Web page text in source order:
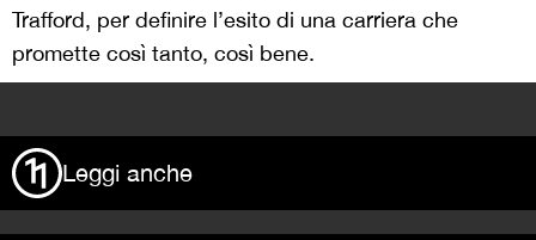
Trafford, per definire l’esito di una carriera che
promette così tanto, così bene.
Leggi anche